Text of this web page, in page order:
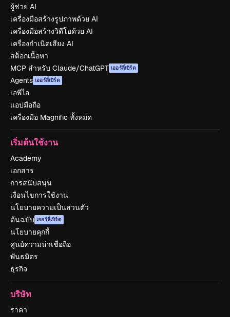
ผู้ช่วย AI
เครื่องมือสร้างรูปภาพด้วย AI
เครื่องมือสร้างวิดีโอด้วย AI
เครื่องกำเนิดเสียง AI
สต็อกเนื้อหา
MCP สำหรับ Claude/ChatGPT เออร์ลี่เบิร์ด
Agents เออร์ลี่เบิร์ด
เอพีไอ
แอปมือถือ
เครื่องมือ Magnific ทั้งหมด
เริ่มต้นใช้งาน
Academy
เอกสาร
การสนับสนุน
เงื่อนไขการใช้งาน
นโยบายความเป็นส่วนตัว
ต้นฉบับ เออร์ลี่เบิร์ด
นโยบายคุกกี้
ศูนย์ความน่าเชื่อถือ
พันธมิตร
ธุรกิจ
บริษัท
ราคา